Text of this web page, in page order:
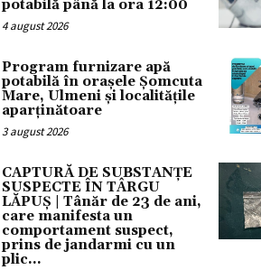
potabilă până la ora 12:00
4 august 2026
Program furnizare apă
potabilă în orașele Șomcuta
Mare, Ulmeni și localitățile
aparținătoare
3 august 2026
CAPTURĂ DE SUBSTANȚE
SUSPECTE ÎN TÂRGU
LĂPUȘ | Tânăr de 23 de ani,
care manifesta un
comportament suspect,
prins de jandarmi cu un
plic...